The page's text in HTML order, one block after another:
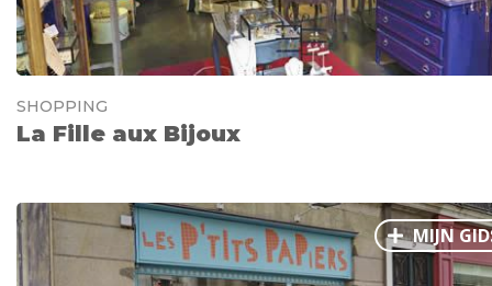
SHOPPING
La Fille aux Bijoux
MIJN